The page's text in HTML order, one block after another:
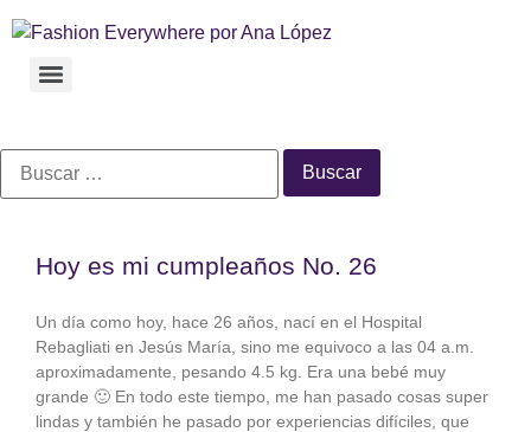
Hoy es mi cumpleaños No. 26
Un día como hoy, hace 26 años, nací en el Hospital
Rebagliati en Jesús María, sino me equivoco a las 04 a.m.
aproximadamente, pesando 4.5 kg. Era una bebé muy
grande 🙂 En todo este tiempo, me han pasado cosas super
lindas y también he pasado por experiencias difíciles, que